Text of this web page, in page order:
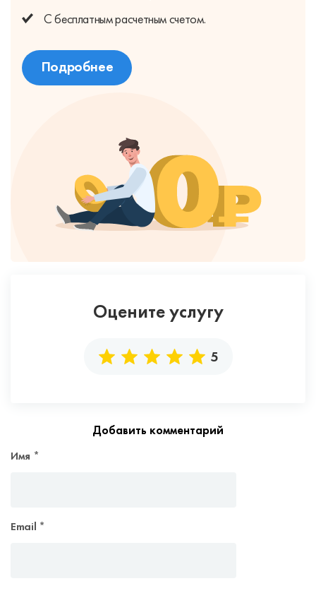
С бесплатнымрасчетным счетом.
Подробнее
Оцените услугу
5
Добавить комментарий
Имя *
Email *